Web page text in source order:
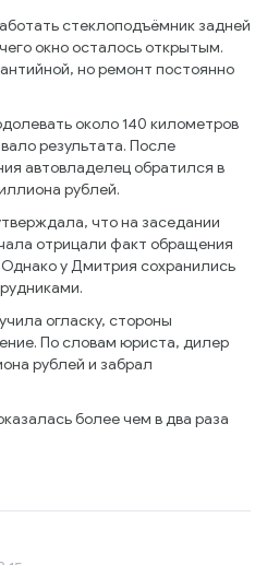
стеклоподъёмник задней
окно осталось открытым.
но ремонт постоянно
около 140 километров
результата. После
автовладелец обратился в
рублей.
что на заседании
отрицали факт обращения
у Дмитрия сохранились
огласку, стороны
По словам юриста, дилер
рублей и забрал
более чем в два раза